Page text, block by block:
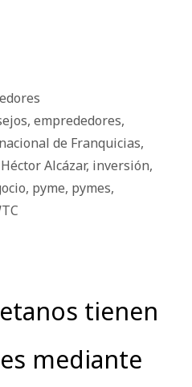
, emprededores,
de Franquicias,
Héctor Alcázar, inversión,
, pyme, pymes,
tienen
mediante